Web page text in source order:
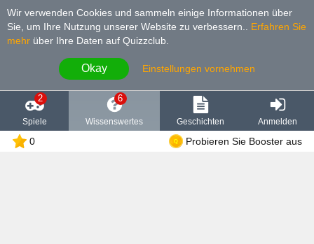
Wir verwenden Cookies und sammeln einige Informationen über
Sie, um Ihre Nutzung unserer Website zu verbessern.
Erfahren Sie
mehr über Ihre Daten auf Quizzclub.
Okay Einstellungen vornehmen
2
Spiele
6
Wissenswertes Geschichten Anmelden
0 Probieren Sie Booster aus